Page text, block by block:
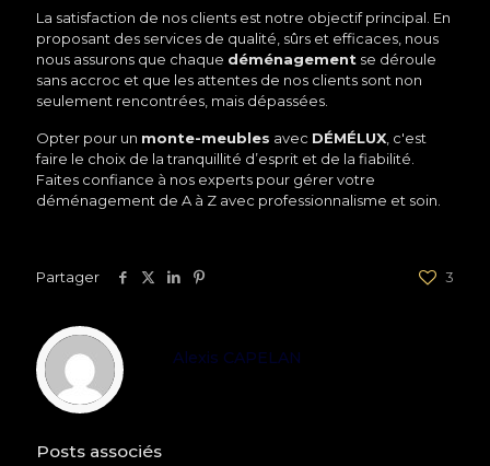
La satisfaction de nos clients est notre objectif principal. En
proposant des services de qualité, sûrs et efficaces, nous
nous assurons que chaque déménagement se déroule
sans accroc et que les attentes de nos clients sont non
seulement rencontrées, mais dépassées.
Opter pour un monte-meubles avec DÉMÉLUX , c'est
faire le choix de la tranquillité d’esprit et de la fiabilité.
Faites confiance à nos experts pour gérer votre
déménagement de A à Z avec professionnalisme et soin.
Partager 3
Alexis CAPELAN
Posts associés